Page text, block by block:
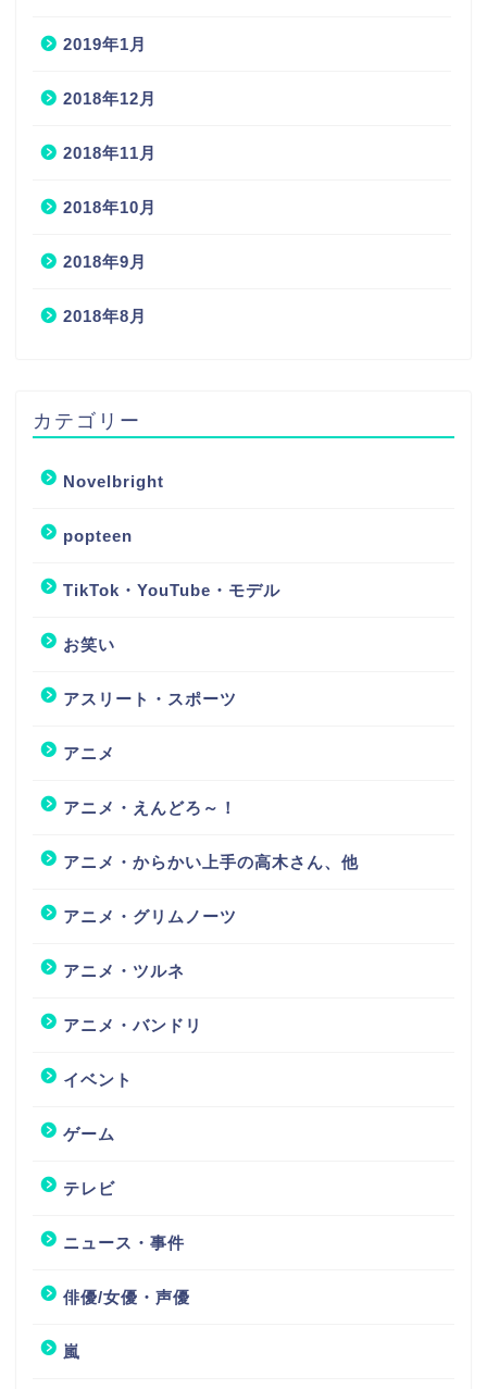
2019年1月
2018年12月
2018年11月
2018年10月
2018年9月
2018年8月
カテゴリー
Novelbright
popteen
TikTok・YouTube・モデル
お笑い
アスリート・スポーツ
アニメ
アニメ・えんどろ～！
アニメ・からかい上手の高木さん、他
アニメ・グリムノーツ
アニメ・ツルネ
アニメ・バンドリ
イベント
ゲーム
テレビ
ニュース・事件
俳優/女優・声優
嵐